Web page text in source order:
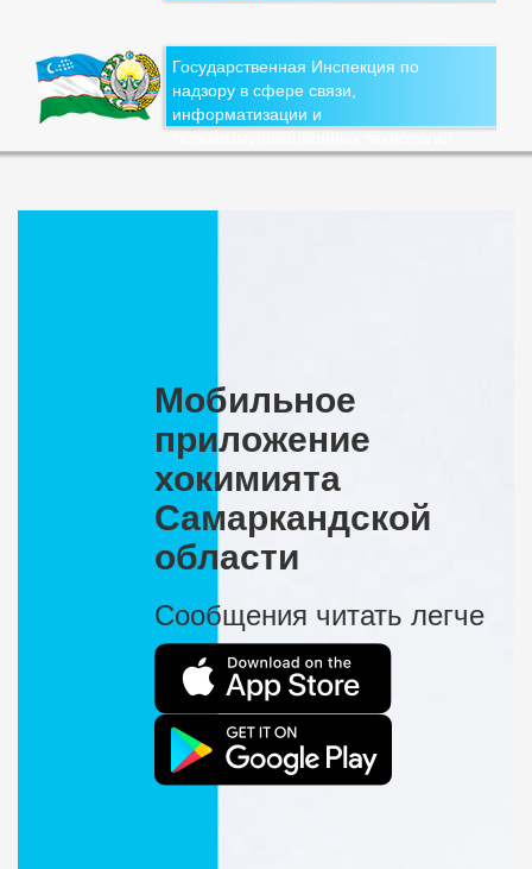
Государственная Инспекция по
надзору в сфере связи,
информатизации и
Мобильное
приложение
хокимията
Самаркандской
области
Сообщения читать легче